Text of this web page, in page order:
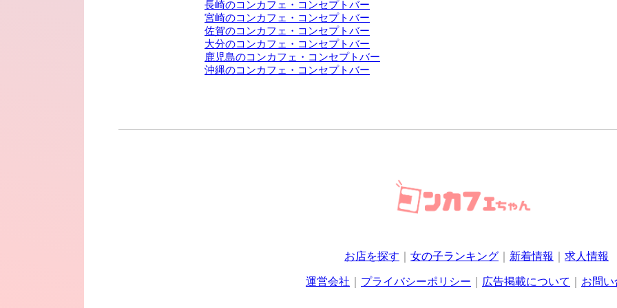
長崎のコンカフェ・コンセプトバー
宮崎のコンカフェ・コンセプトバー
佐賀のコンカフェ・コンセプトバー
大分のコンカフェ・コンセプトバー
鹿児島のコンカフェ・コンセプトバー
沖縄のコンカフェ・コンセプトバー
お店を探す 女の子ランキング 新着情報 求人情報
運営会社 プライバシーポリシー 広告掲載について お問